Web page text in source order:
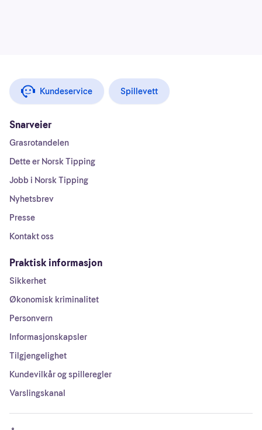
Kundeservice Spillevett
Snarveier
Grasrotandelen
Dette er Norsk Tipping
Jobb i Norsk Tipping
Nyhetsbrev
Presse
Kontakt oss
Praktisk informasjon
Sikkerhet
Økonomisk kriminalitet
Personvern
Informasjonskapsler
Tilgjengelighet
Kundevilkår og spilleregler
Varslingskanal